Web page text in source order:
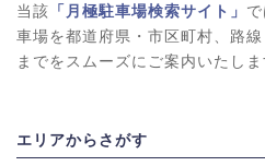
当該 「月極駐車場検索サイト」
車場を都道府県・市区町村、路
までをスムーズにご案内いたしま
エリアからさがす